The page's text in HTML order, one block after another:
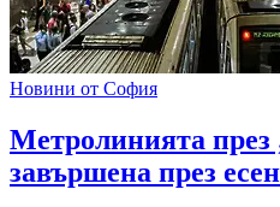
Новини от София
Метролинията през
завършена през